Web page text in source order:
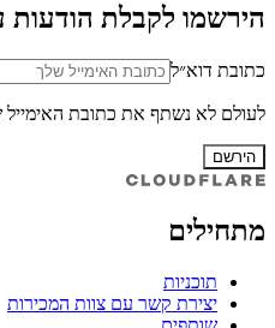
הירשמו לקבלת
כתובת דוא״ל
לעולם לא נשתף את כתובת האימייל
הירשם
מתחילים
תוכניות
יצירת קשר עם צוות המכירות